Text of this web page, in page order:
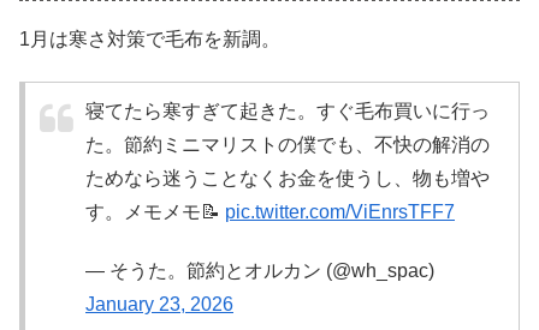
1月は寒さ対策で毛布を新調。
寝てたら寒すぎて起きた。すぐ毛布買いに行っ
た。節約ミニマリストの僕でも、不快の解消の
ためなら迷うことなくお金を使うし、物も増や
す。メモメモ📝 pic.twitter.com/ViEnrsTFF7
— そうた。節約とオルカン (@wh_spac)
January 23, 2026